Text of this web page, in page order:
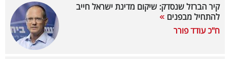
מינויים
רייטינג
קיר הברזל שנסדק: שיקום מדינת ישראל חייב
להתחיל מבפנים
ח"כ עודד פורר